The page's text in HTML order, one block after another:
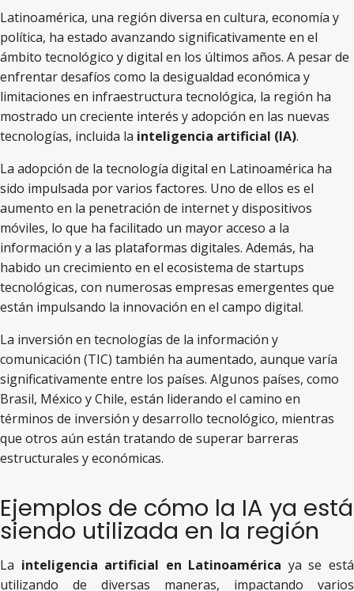
Latinoamérica, una región diversa en cultura, economía y
política, ha estado avanzando significativamente en el
ámbito tecnológico y digital en los últimos años. A pesar de
enfrentar desafíos como la desigualdad económica y
limitaciones en infraestructura tecnológica, la región ha
mostrado un creciente interés y adopción en las nuevas
tecnologías, incluida la inteligencia artificial (IA).
La adopción de la tecnología digital en Latinoamérica ha
sido impulsada por varios factores. Uno de ellos es el
aumento en la penetración de internet y dispositivos
móviles, lo que ha facilitado un mayor acceso a la
información y a las plataformas digitales. Además, ha
habido un crecimiento en el ecosistema de startups
tecnológicas, con numerosas empresas emergentes que
están impulsando la innovación en el campo digital.
La inversión en tecnologías de la información y
comunicación (TIC) también ha aumentado, aunque varía
significativamente entre los países. Algunos países, como
Brasil, México y Chile, están liderando el camino en
términos de inversión y desarrollo tecnológico, mientras
que otros aún están tratando de superar barreras
estructurales y económicas.
Ejemplos de cómo la IA ya está
siendo utilizada en la región
La inteligencia artificial en Latinoamérica ya se está
utilizando de diversas maneras, impactando varios